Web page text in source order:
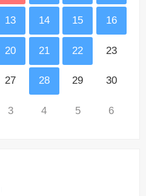
13 14 15 16
20 21 22 23
27 28 29 30
3 4 5 6